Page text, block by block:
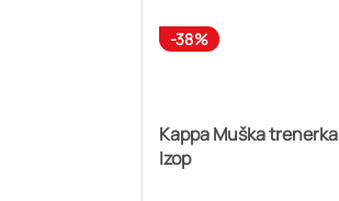
-38%
Kappa Muška trenerka
Izop